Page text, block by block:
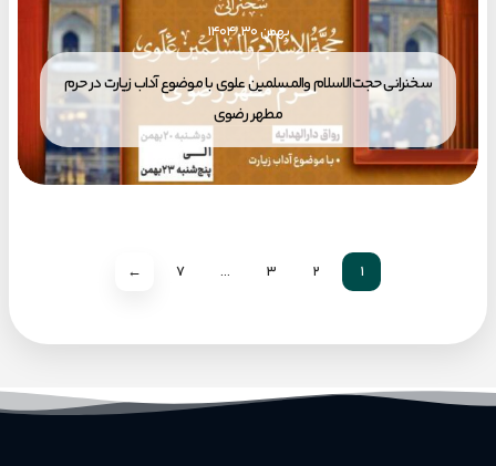
بهمن ۳۰, ۱۴۰۴
سخنرانی حجت‌الاسلام والمسلمین علوی با موضوع آداب زیارت در حرم
مطهر رضوی
1
2
3
…
7
←